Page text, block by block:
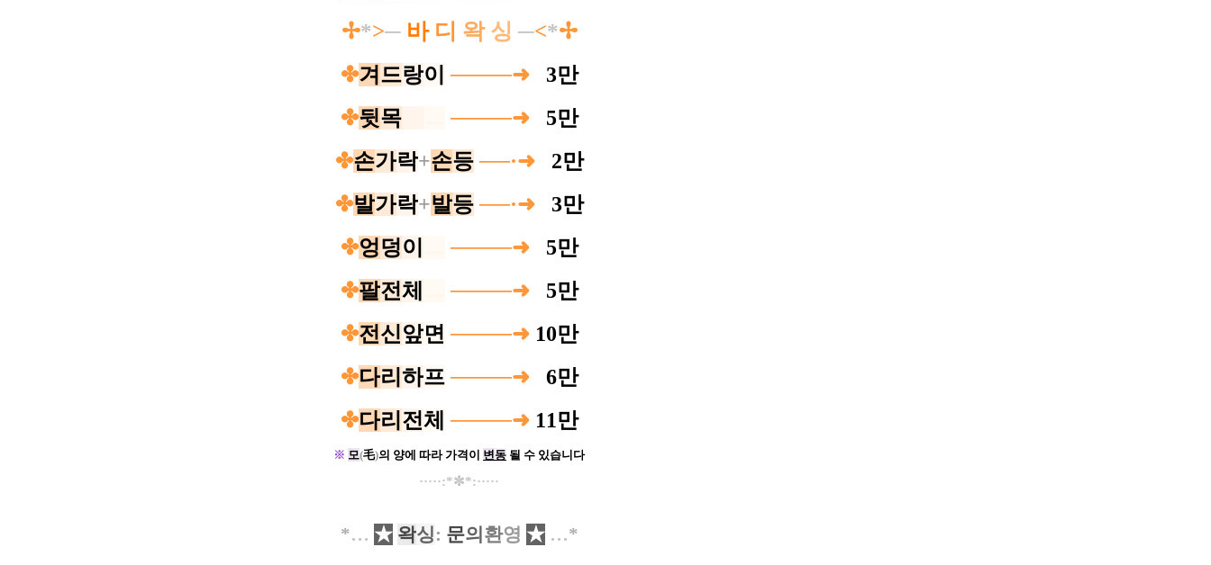
✢*>─ 바 디 왁 싱 ─<*✢
✤겨 드랑이 ────➜
3만
✤뒷목ㅡ ────➜
5만
✤손가락+손등 ──·➜
2만
✤발가락+발등 ──·➜
3만
✤엉덩이 ────➜
5만
✤팔전체 ────➜
5만
✤전신앞면 ────➜ 10만
✤다리 하프 ────➜
6만
✤다리 전체 ────➜ 11만
※ 모(毛)의 양에 따라 가격이 변동 될 수 있습니다
···​​··:*✼*:·····
*… ★ 왁싱: 문의 환영 ★​ …*